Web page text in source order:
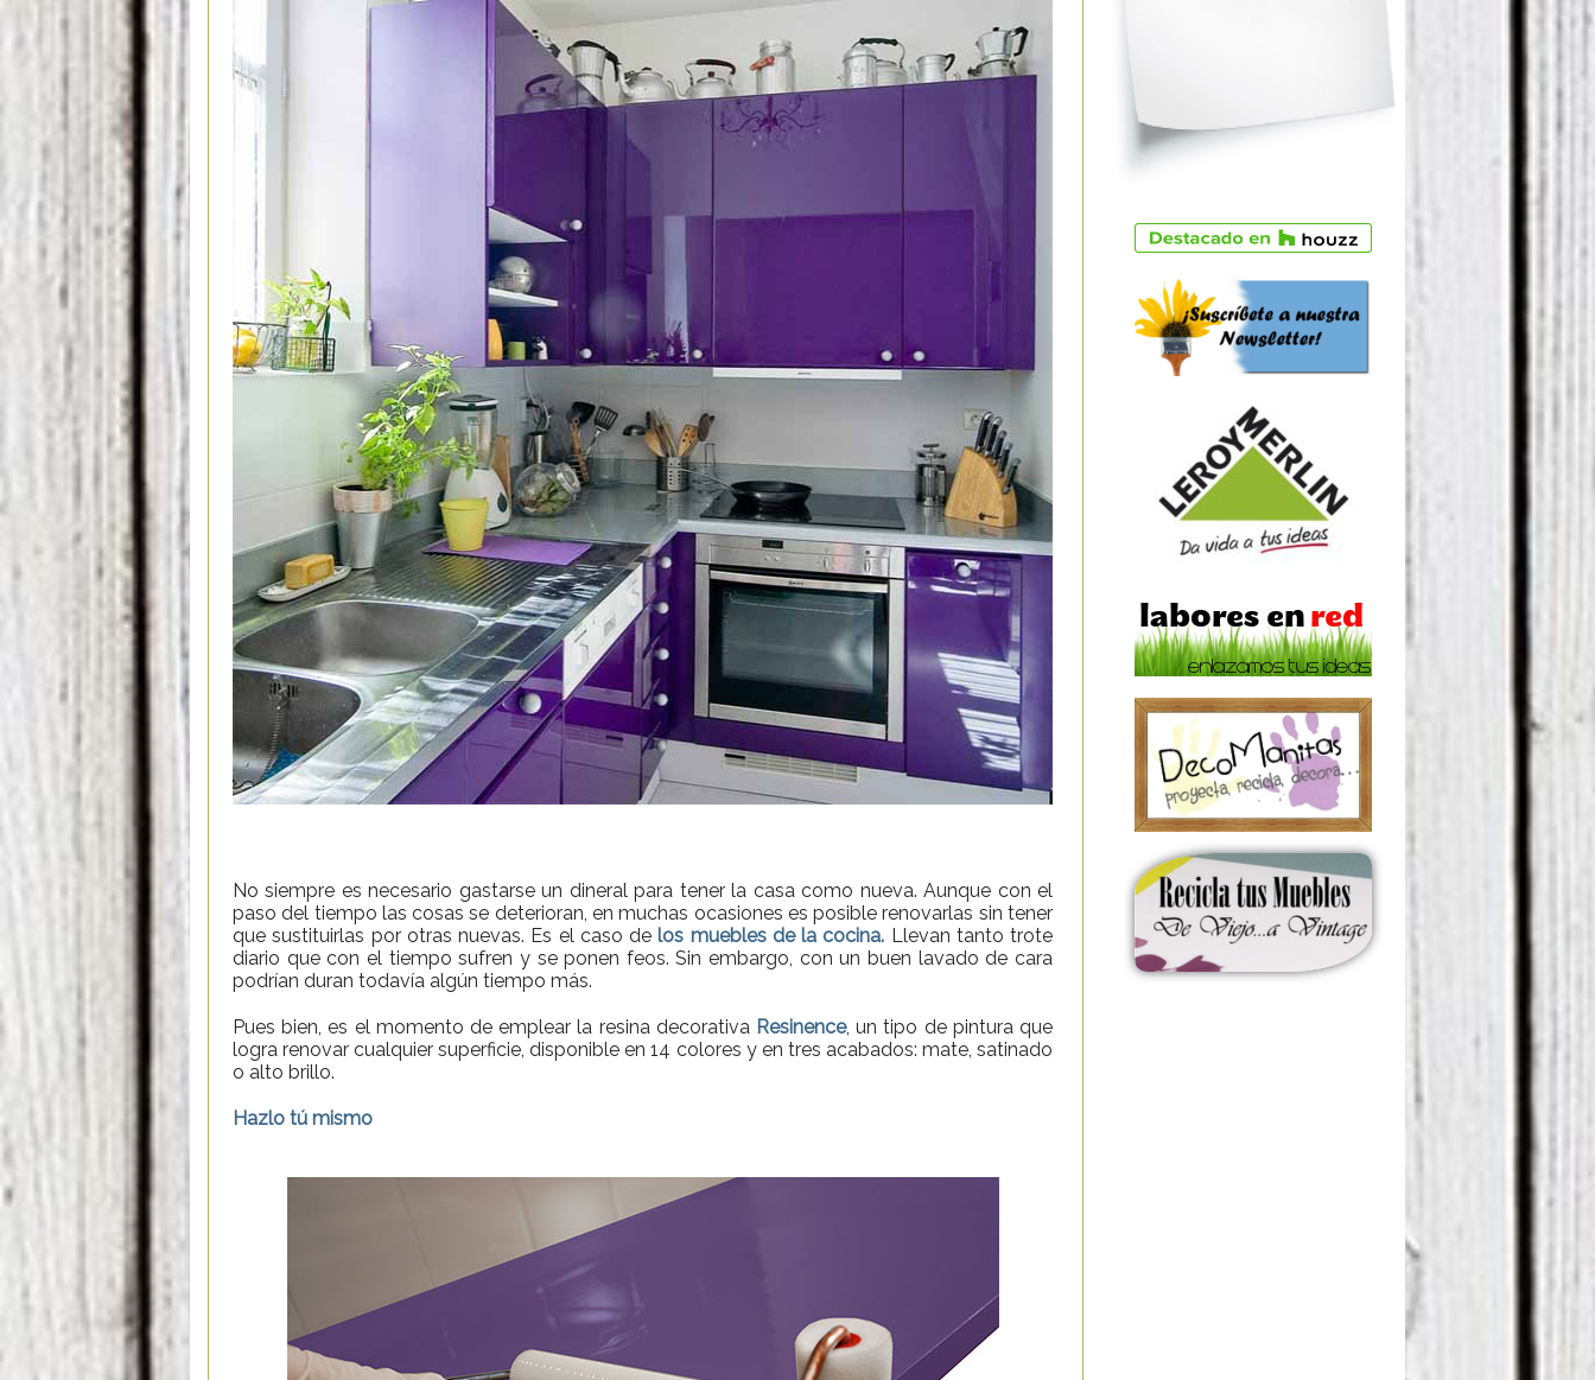
No siempre es necesario gastarse un dineral para tener la casa como nueva. Aunque con el
paso del tiempo las cosas se deterioran, en muchas ocasiones es posible renovarlas sin tener
que sustituirlas por otras nuevas. Es el caso delos muebles de la cocina. Llevan tanto trote
diario que con el tiempo sufren y se ponen feos. Sin embargo, con un buen lavado de cara
podrían duran todavía algún tiempo más.
Pues bien, es el momento de emplear la resina decorativa Resinence, un tipo de pintura que
logra renovar cualquier superficie, disponible en 14 colores y en tres acabados: mate, satinado
o alto brillo.
Hazlo tú mismo